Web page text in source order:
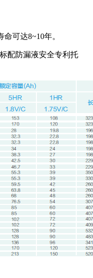
可达8~10年。
配防漏液安全专利托